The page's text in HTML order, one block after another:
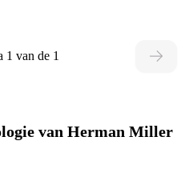
1 van de 1
van Herman Miller